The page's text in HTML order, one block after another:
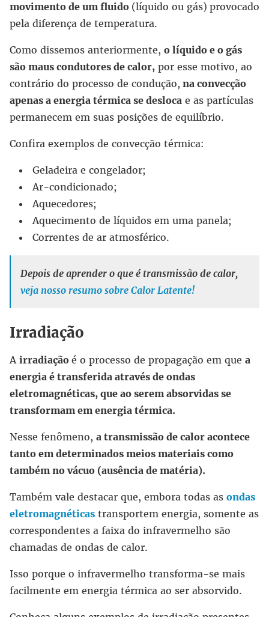
movimento de um fluido (líquido ou gás) provocado
pela diferença de temperatura.
Como dissemos anteriormente, o líquido e o gás
são maus condutores de calor, por esse motivo, ao
contrário do processo de condução, na convecção
apenas a energia térmica se desloca e as partículas
permanecem em suas posições de equilíbrio.
Confira exemplos de convecção térmica:
Geladeira e congelador;
Ar-condicionado;
Aquecedores;
Aquecimento de líquidos em uma panela;
Correntes de ar atmosférico.
Depois de aprender o que é transmissão de calor,
veja nosso resumo sobre Calor Latente!
Irradiação
A irradiação é o processo de propagação em que a
energia é transferida através de ondas
eletromagnéticas, que ao serem absorvidas se
transformam em energia térmica.
Nesse fenômeno, a transmissão de calor acontece
tanto em determinados meios materiais como
também no vácuo (ausência de matéria).
Também vale destacar que, embora todas as ondas
eletromagnéticas transportem energia, somente as
correspondentes a faixa do infravermelho são
chamadas de ondas de calor.
Isso porque o infravermelho transforma-se mais
facilmente em energia térmica ao ser absorvido.